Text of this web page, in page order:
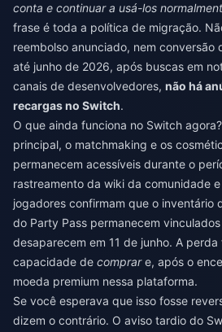
conta e continuar a usá-los
frase é toda a política de migração.
reembolso anunciado, nem conversão
até junho de 2026, após buscas em
canais de desenvolvedores, não há
recargas no Switch.
O que ainda funciona no Switch
principal, o matchmaking e os
permanecem acessíveis durante o
rastreamento da wiki da comunidade
jogadores confirmam que o inventário
do Party Pass permanecem
desaparecem em 11 de junho. A
capacidade de comprare, após o
moeda premium nessa plataforma.
Se você esperava que isso fosse
dizem o contrário. O aviso tardio do